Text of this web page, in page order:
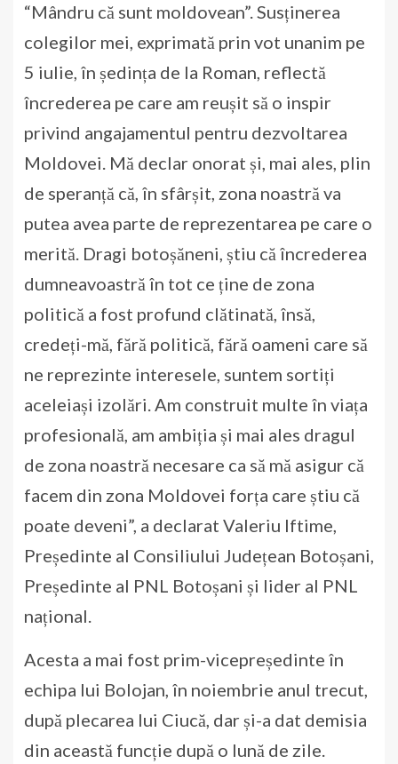
“Mândru că sunt moldovean”. Susținerea
colegilor mei, exprimată prin vot unanim pe
5 iulie, în ședința de la Roman, reflectă
încrederea pe care am reușit să o inspir
privind angajamentul pentru dezvoltarea
Moldovei. Mă declar onorat și, mai ales, plin
de speranță că, în sfârșit, zona noastră va
putea avea parte de reprezentarea pe care o
merită. Dragi botoșăneni, știu că încrederea
dumneavoastră în tot ce ține de zona
politică a fost profund clătinată, însă,
credeți-mă, fără politică, fără oameni care să
ne reprezinte interesele, suntem sortiți
aceleiași izolări. Am construit multe în viața
profesională, am ambiția și mai ales dragul
de zona noastră necesare ca să mă asigur că
facem din zona Moldovei forța care știu că
poate deveni”, a declarat Valeriu Iftime,
Președinte al Consiliului Județean Botoșani,
Președinte al PNL Botoșani și lider al PNL
național.
Acesta a mai fost prim-vicepreședinte în
echipa lui Bolojan, în noiembrie anul trecut,
după plecarea lui Ciucă, dar și-a dat demisia
din această funcție după o lună de zile.